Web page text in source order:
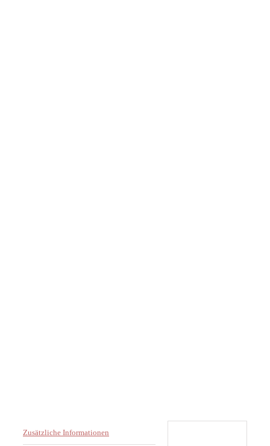
Zusätzliche Informationen